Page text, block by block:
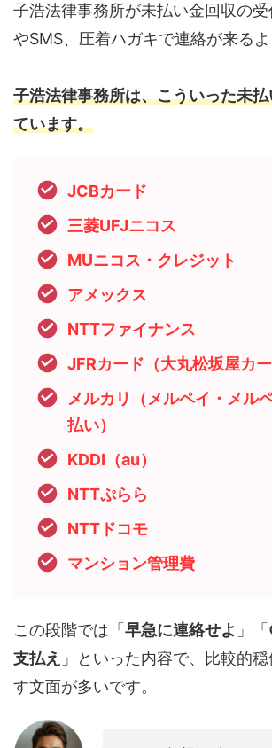
子浩法律事務所が未払い金回収の
やSMS、圧着ハガキで連絡が来るよ
子浩法律事務所は、こういった未
ています。
JCBカード
三菱UFJニコス
MUニコス・クレジット
アメックス
NTTファイナンス
JFRカード（大丸松坂屋カー
メルカリ（メルペイ・メル
払い）
KDDI（au）
NTTぷらら
NTTドコモ
マンション管理費
この段階では「 早急に連絡せよ 」「
支払え 」といった内容で、比較的
す文面が多いです。